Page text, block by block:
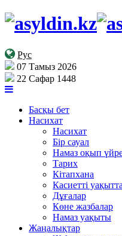
Рус
07 Тамыз 2026
22 Сафар 1448
Басқы бет
Насихат
Насихат
Бір сауал
Намаз оқып
Тарих
Кітапхана
Касиетті
Дұғалар
Көне жазбалар
Намаз уақыты
Жаңалықтар